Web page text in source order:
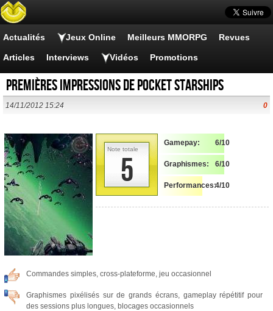
Actualités Jeux Online Meilleurs MMORPG Revues
Articles Interviews Vidéos Promotions
Premières impressions de Pocket Starships
14/11/2012 15:24 0
5
Note totale
Gamepay: 6/10
Graphismes: 6/10
Performances:4/10
Commandes simples, cross-plateforme, jeu occasionnel
Graphismes pixélisés sur de grands écrans, gameplay répétitif pour
des sessions plus longues, blocages occasionnels